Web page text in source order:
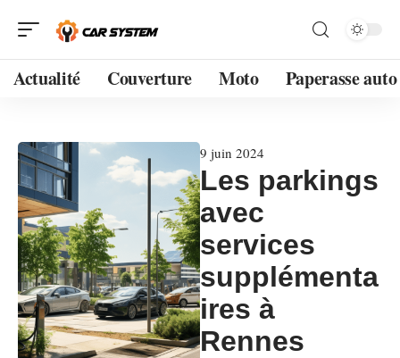
Actualité Couverture Moto Paperasse auto
9 juin 2024
Les parkings
avec
services
supplémenta
ires à
Rennes